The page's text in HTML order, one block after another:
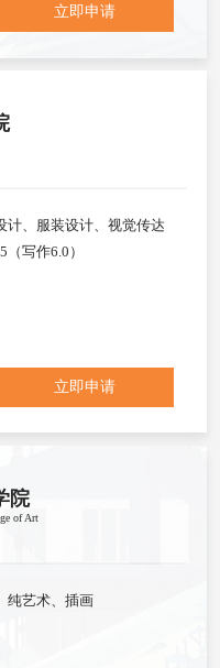
立即申请
计、服装设计、视觉传达
写作6.0）
立即申请
院
of Art
纯艺术、插画